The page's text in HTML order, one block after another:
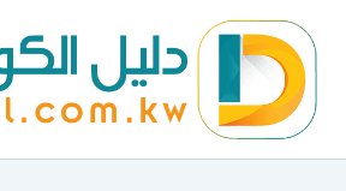
المحتوى